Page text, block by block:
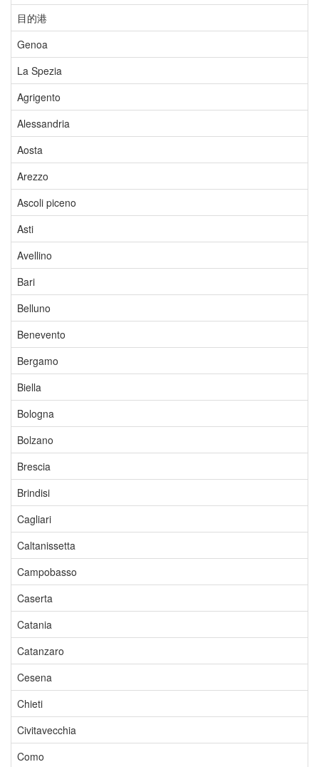
目的港
Genoa
La Spezia
Agrigento
Alessandria
Aosta
Arezzo
Ascoli piceno
Asti
Avellino
Bari
Belluno
Benevento
Bergamo
Biella
Bologna
Bolzano
Brescia
Brindisi
Cagliari
Caltanissetta
Campobasso
Caserta
Catania
Catanzaro
Cesena
Chieti
Civitavecchia
Como